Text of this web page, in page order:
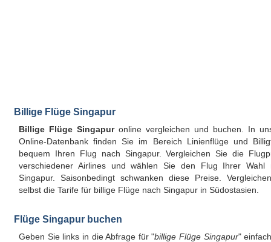
Billige Flüge Singapur
Billige Flüge Singapuronline vergleichen und buchen. In
Online-Datenbank finden Sie im Bereich Linienflüge und
bequem Ihren Flug nach Singapur. Vergleichen Sie die
verschiedener Airlines und wählen Sie den Flug Ihrer Wahl
Singapur. Saisonbedingt schwanken diese Preise.
selbst die Tarife für billige Flüge nach Singapur in Südostasien.
Flüge Singapur buchen
Geben Sie links in die Abfrage für "billige Flüge Singapur"